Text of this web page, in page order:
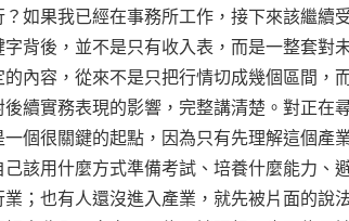
如果我已經在事務所工作，接下來該繼續
背後，並不是只有收入表，而是一整套對
內容，從來不是只把行情切成幾個區間，
續實務表現的影響，完整講清楚。對正在
個很關鍵的起點，因為只有先理解這個產
該用什麼方式準備考試、培養什麼能力、
；也有人還沒進入產業，就先被片面的說